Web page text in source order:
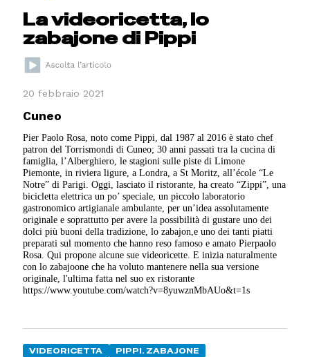
La videoricetta, lo
zabajone di Pippi
20 febbraio 2021
Cuneo
Pier Paolo Rosa, noto come Pippi, dal 1987 al 2016 è stato chef
patron del Torrismondi di Cuneo; 30 anni passati tra la cucina di
famiglia, l’Alberghiero, le stagioni sulle piste di Limone
Piemonte, in riviera ligure, a Londra, a St Moritz, all’école “Le
Notre” di Parigi. Oggi, lasciato il ristorante, ha creato “Zippi”, una
bicicletta elettrica un po’ speciale, un piccolo laboratorio
gastronomico artigianale ambulante, per un’idea assolutamente
originale e soprattutto per avere la possibilità di gustare uno dei
dolci più buoni della tradizione, lo zabajon,e uno dei tanti piatti
preparati sul momento che hanno reso famoso e amato Pierpaolo
Rosa. Qui propone alcune sue videoricette. E inizia naturalmente
con lo zabajoone che ha voluto mantenere nella sua versione
originale, l'ultima fatta nel suo ex ristorante
https://www.youtube.com/watch?v=8yuwznMbAUo&t=1s
VIDEORICETTA PIPPI. ZABAJONE